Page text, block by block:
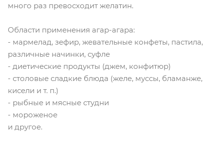
много раз превосходит желатин.
Области применения агар-агара:
- мармелад, зефир, жевательные конфеты, пастила,
различные начинки, суфле
- диетические продукты (джем, конфитюр)
- столовые сладкие блюда (желе, муссы, бламанже,
кисели и т. п.)
- рыбные и мясные студни
- мороженое
и другое.